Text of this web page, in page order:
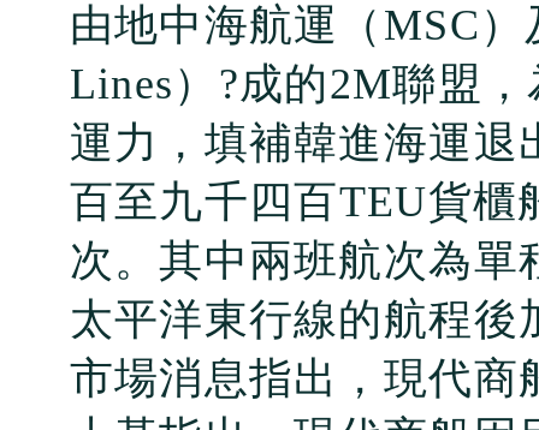
由地中海航運（ MSC
Lines）?成的2M聯盟，
運力，填補韓進海運
百至九千四百TEU貨櫃
次。其中兩班航次為單
太平洋東行線的航程
市場消息指出，現代商